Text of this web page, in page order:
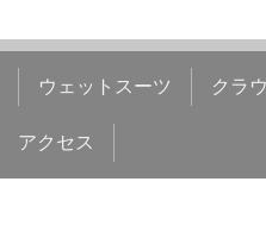
ウェットスーツ クラ
アクセス